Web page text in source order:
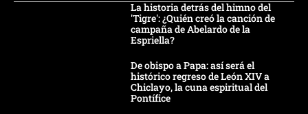
La historia detrás del himno del
'Tigre': ¿Quién creó la canción de
campaña de Abelardo de la
Espriella?
De obispo a Papa: así será el
histórico regreso de León XIV a
Chiclayo, la cuna espiritual del
Pontífice